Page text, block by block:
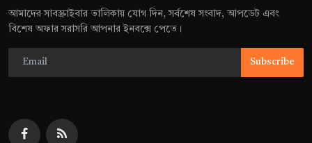
আমাদের সাবস্ক্রাইবার তালিকায় যোগ দিন, সর্বশেষ সংবাদ, আপডেট এবং
বিশেষ অফার সরাসরি আপনার ইনবক্সে পেতে।
Subscribe